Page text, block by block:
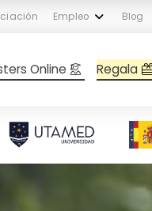
Empleo Blog
Online Regala